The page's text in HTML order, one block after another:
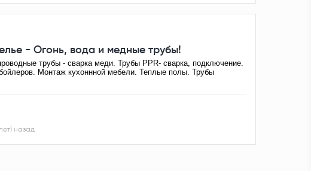
- Огонь, вода и медные трубы!
трубы - сварка меди. Трубы PPR- сварка, подключение.
Монтаж кухоннной мебели. Теплые полы. Трубы
назад